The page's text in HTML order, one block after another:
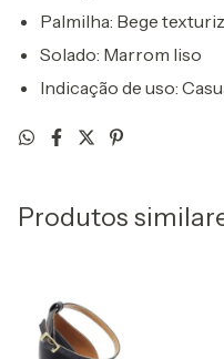
Palmilha: Bege
Solado: Marrom liso
Indicação de uso:
Produtos